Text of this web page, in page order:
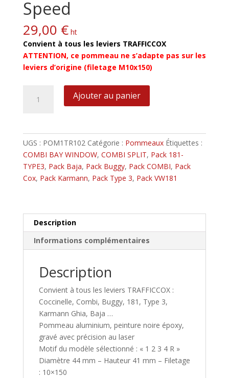
Speed
29,00 € ht
Convient à tous les leviers TRAFFICCOX
ATTENTION, ce pommeau ne s’adapte pas sur les
leviers d’origine (filetage M10x150)
Ajouter au panier
UGS : POM1TR102 Catégorie : Pommeaux Étiquettes :
COMBI BAY WINDOW, COMBI SPLIT, Pack 181-
TYPE3, Pack Baja, Pack Buggy, Pack COMBI, Pack
Cox, Pack Karmann, Pack Type 3, Pack VW181
Description
Informations complémentaires
Description
Convient à tous les leviers TRAFFICCOX :
Coccinelle, Combi, Buggy, 181, Type 3,
Karmann Ghia, Baja …
Pommeau aluminium, peinture noire époxy,
gravé avec précision au laser
Motif du modèle sélectionné : « 1 2 3 4 R »
Diamètre 44 mm – Hauteur 41 mm – Filetage
: 10×150